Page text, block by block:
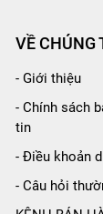
VỀ CHÚNG
- Giới thiệu
- Chính sách
tin
- Điều khoản
- Câu hỏi